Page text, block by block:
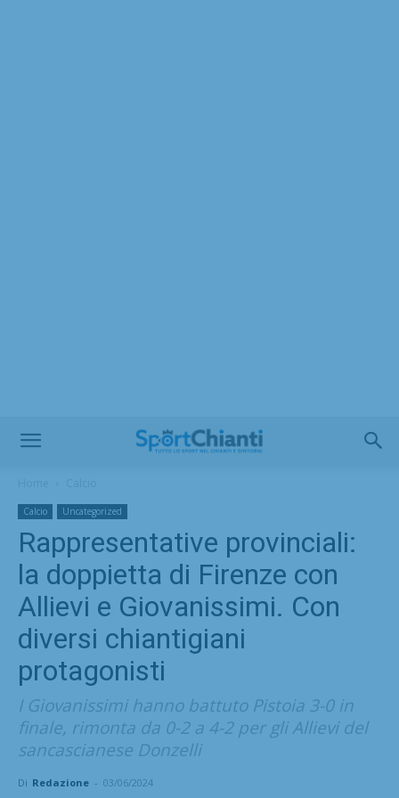
Calcio Uncategorized
Rappresentative provinciali:
la doppietta di Firenze con
Allievi e Giovanissimi. Con
diversi chiantigiani
protagonisti
I Giovanissimi hanno battuto Pistoia 3-0 in
finale, rimonta da 0-2 a 4-2 per gli Allievi del
sancascianese Donzelli
Di Redazione - 03/06/2024